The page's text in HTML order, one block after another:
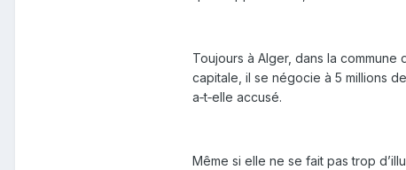
Toujours à Alger, dans la commune
capitale, il se négocie à 5 millions
a‑t‑elle accusé.
Même si elle ne se fait pas trop